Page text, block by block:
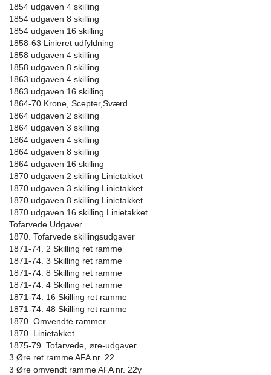
1854 udgaven 4 skilling
1854 udgaven 8 skilling
1854 udgaven 16 skilling
1858-63 Linieret udfyldning
1858 udgaven 4 skilling
1858 udgaven 8 skilling
1863 udgaven 4 skilling
1863 udgaven 16 skilling
1864-70 Krone, Scepter,Sværd
1864 udgaven 2 skilling
1864 udgaven 3 skilling
1864 udgaven 4 skilling
1864 udgaven 8 skilling
1864 udgaven 16 skilling
1870 udgaven 2 skilling Linietakket
1870 udgaven 3 skilling Linietakket
1870 udgaven 8 skilling Linietakket
1870 udgaven 16 skilling Linietakket
Tofarvede Udgaver
1870. Tofarvede skillingsudgaver
1871-74. 2 Skilling ret ramme
1871-74. 3 Skilling ret ramme
1871-74. 8 Skilling ret ramme
1871-74. 4 Skilling ret ramme
1871-74. 16 Skilling ret ramme
1871-74. 48 Skilling ret ramme
1870. Omvendte rammer
1870. Linietakket
1875-79. Tofarvede, øre-udgaver
3 Øre ret ramme AFA nr. 22
3 Øre omvendt ramme AFA nr. 22y